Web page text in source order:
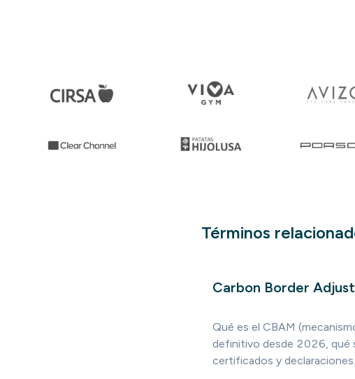
Términos
Carbon Border
Qué es el CBAM
definitivo desde 2026, qué
certificados y declaraciones.